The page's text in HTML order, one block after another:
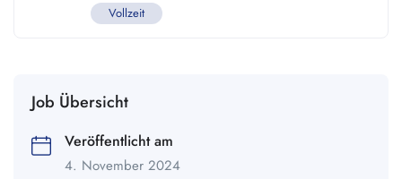
Vollzeit
Job Übersicht
Veröffentlicht am
4. November 2024